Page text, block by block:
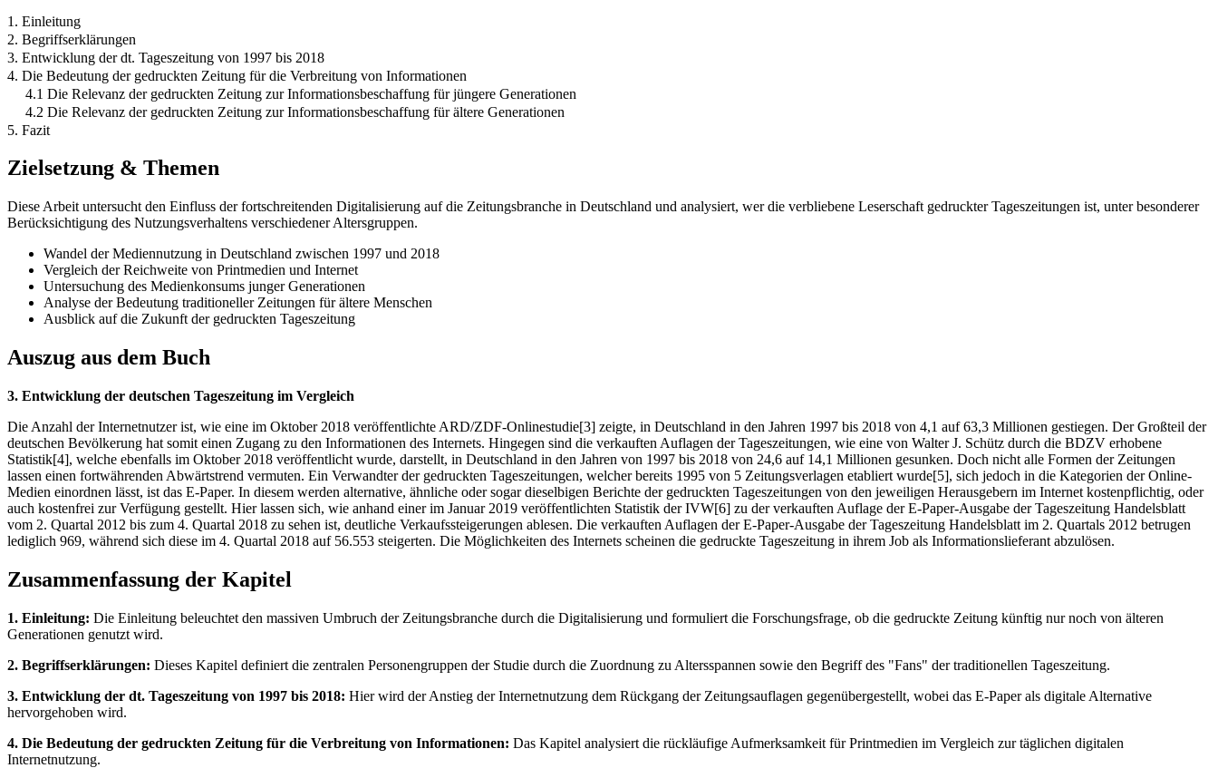
1. Einleitung
2. Begriffserklärungen
3. Entwicklung der dt. Tageszeitung von 1997 bis 2018
4. Die Bedeutung der gedruckten Zeitung für die Verbreitung von Informationen
4.1 Die Relevanz der gedruckten Zeitung zur Informationsbeschaffung für jüngere Generationen
4.2 Die Relevanz der gedruckten Zeitung zur Informationsbeschaffung für ältere Generationen
5. Fazit
Zielsetzung & Themen
Diese Arbeit untersucht den Einfluss der fortschreitenden Digitalisierung auf die Zeitungsbranche in Deutschland und analysiert, wer die verbliebene Leserschaft gedruckter Tageszeitungen ist, unter besonderer
Berücksichtigung des Nutzungsverhaltens verschiedener Altersgruppen.
Wandel der Mediennutzung in Deutschland zwischen 1997 und 2018
Vergleich der Reichweite von Printmedien und Internet
Untersuchung des Medienkonsums junger Generationen
Analyse der Bedeutung traditioneller Zeitungen für ältere Menschen
Ausblick auf die Zukunft der gedruckten Tageszeitung
Auszug aus dem Buch
3. Entwicklung der deutschen Tageszeitung im Vergleich
Die Anzahl der Internetnutzer ist, wie eine im Oktober 2018 veröffentlichte ARD/ZDF-Onlinestudie[3] zeigte, in Deutschland in den Jahren 1997 bis 2018 von 4,1 auf 63,3 Millionen gestiegen. Der Großteil der
deutschen Bevölkerung hat somit einen Zugang zu den Informationen des Internets. Hingegen sind die verkauften Auflagen der Tageszeitungen, wie eine von Walter J. Schütz durch die BDZV erhobene
Statistik[4], welche ebenfalls im Oktober 2018 veröffentlicht wurde, darstellt, in Deutschland in den Jahren von 1997 bis 2018 von 24,6 auf 14,1 Millionen gesunken. Doch nicht alle Formen der Zeitungen
lassen einen fortwährenden Abwärtstrend vermuten. Ein Verwandter der gedruckten Tageszeitungen, welcher bereits 1995 von 5 Zeitungsverlagen etabliert wurde[5], sich jedoch in die Kategorien der Online-
Medien einordnen lässt, ist das E-Paper. In diesem werden alternative, ähnliche oder sogar dieselbigen Berichte der gedruckten Tageszeitungen von den jeweiligen Herausgebern im Internet kostenpflichtig, oder
auch kostenfrei zur Verfügung gestellt. Hier lassen sich, wie anhand einer im Januar 2019 veröffentlichten Statistik der IVW[6] zu der verkauften Auflage der E-Paper-Ausgabe der Tageszeitung Handelsblatt
vom 2. Quartal 2012 bis zum 4. Quartal 2018 zu sehen ist, deutliche Verkaufssteigerungen ablesen. Die verkauften Auflagen der E-Paper-Ausgabe der Tageszeitung Handelsblatt im 2. Quartals 2012 betrugen
lediglich 969, während sich diese im 4. Quartal 2018 auf 56.553 steigerten. Die Möglichkeiten des Internets scheinen die gedruckte Tageszeitung in ihrem Job als Informationslieferant abzulösen.
Zusammenfassung der Kapitel
1. Einleitung: Die Einleitung beleuchtet den massiven Umbruch der Zeitungsbranche durch die Digitalisierung und formuliert die Forschungsfrage, ob die gedruckte Zeitung künftig nur noch von älteren
Generationen genutzt wird.
2. Begriffserklärungen: Dieses Kapitel definiert die zentralen Personengruppen der Studie durch die Zuordnung zu Altersspannen sowie den Begriff des "Fans" der traditionellen Tageszeitung.
3. Entwicklung der dt. Tageszeitung von 1997 bis 2018: Hier wird der Anstieg der Internetnutzung dem Rückgang der Zeitungsauflagen gegenübergestellt, wobei das E-Paper als digitale Alternative
hervorgehoben wird.
4. Die Bedeutung der gedruckten Zeitung für die Verbreitung von Informationen: Das Kapitel analysiert die rückläufige Aufmerksamkeit für Printmedien im Vergleich zur täglichen digitalen
Internetnutzung.